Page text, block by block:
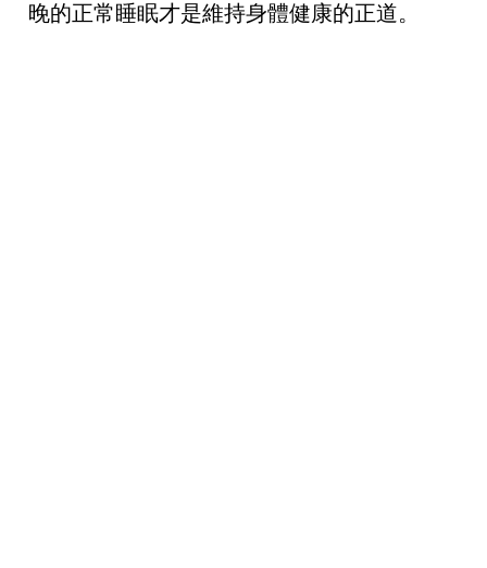
晚的正常睡眠才是維持身體健康的正道。